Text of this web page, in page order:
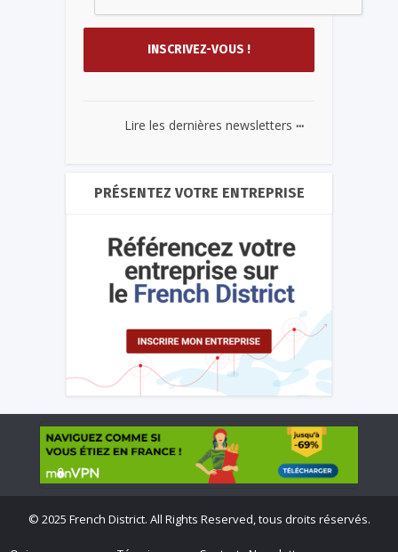
Lire les dernières newsletters ...
PRÉSENTEZ VOTRE ENTREPRISE
© 2025 French District. All Rights Reserved, tous droits réservés.